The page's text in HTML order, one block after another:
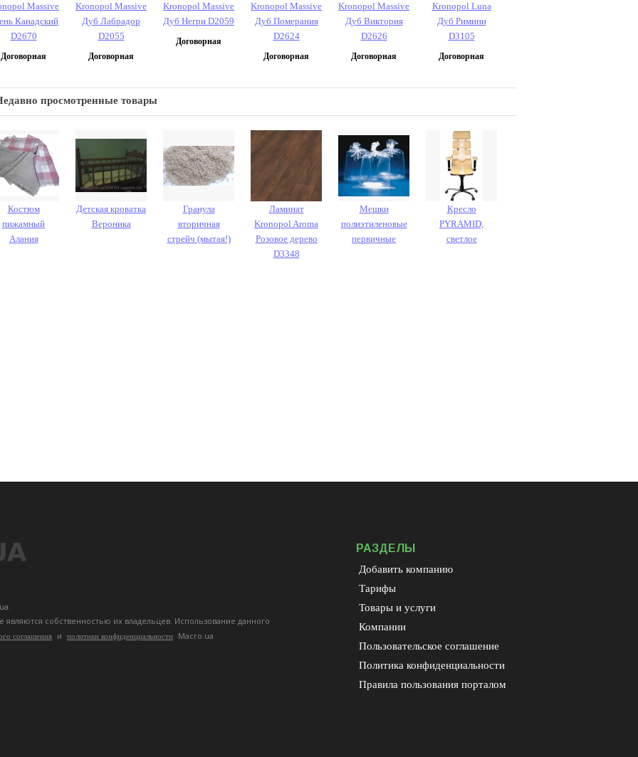
Massive
Канадский
D2670
Договорная
Kronopol Massive
Дуб Лабрадор
D2055
Договорная
Kronopol Massive
Дуб Негри D2059
Договорная
Kronopol Massive
Дуб Померания
D2624
Договорная
Kronopol Massive
Дуб Виктория
D2626
Договорная
Kronopol Luna
Дуб Римини
D3105
Договорная
просмотренные товары
Костюм
пижамный
Алания
Детская кроватка
Вероника
Гранула
вторичная
стрейч (мытая!)
Ламинат
Kronopol Aroma
Розовое дерево
D3348
Мешки
полиэтиленовые
первичные
Кресло
PYRAMID,
светлое
собственностью их владельцев. Использование данного
соглашения и политики конфиденциальности
Macro.ua
РАЗДЕЛЫ
Добавить компанию
Тарифы
Товары и услуги
Компании
Пользовательское соглашение
Политика конфиденциальности
Правила пользования порталом